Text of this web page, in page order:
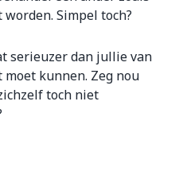
Simpel toch?
serieuzer dan jullie van
kunnen. Zeg nou
toch niet